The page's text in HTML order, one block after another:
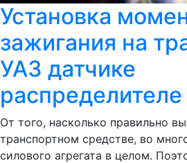
Установка
зажигания на
УАЗ датчике
распределителе
От того, насколько правильно
транспортном средстве, во
силового агрегата в целом.